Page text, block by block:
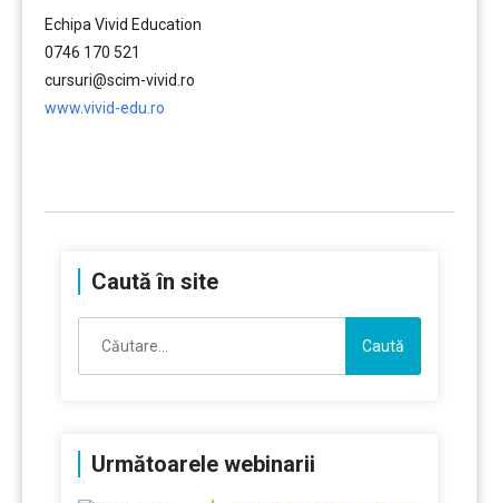
Echipa Vivid Education
0746 170 521
cursuri@scim-vivid.ro
www.vivid-edu.ro
Caută în site
după:
Următoarele webinarii